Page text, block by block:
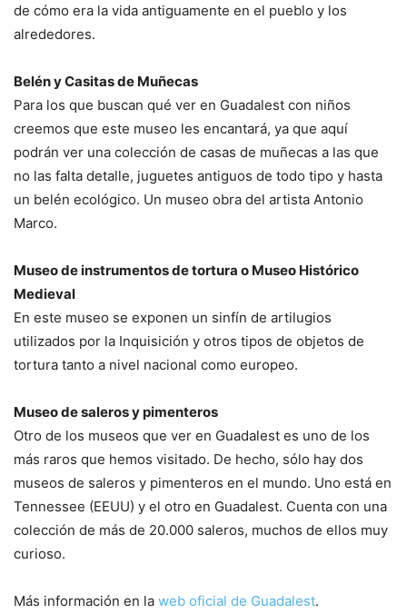
de cómo era la vida antiguamente en el pueblo y los
alrededores.
Belén y Casitas de Muñecas
Para los que buscan qué ver en Guadalest con niños
creemos que este museo les encantará, ya que aquí
podrán ver una colección de casas de muñecas a las que
no las falta detalle, juguetes antiguos de todo tipo y hasta
un belén ecológico. Un museo obra del artista Antonio
Marco.
Museo de instrumentos de tortura o Museo Histórico
Medieval
En este museo se exponen un sinfín de artilugios
utilizados por la Inquisición y otros tipos de objetos de
tortura tanto a nivel nacional como europeo.
Museo de saleros y pimenteros
Otro de los museos que ver en Guadalest es uno de los
más raros que hemos visitado. De hecho, sólo hay dos
museos de saleros y pimenteros en el mundo. Uno está en
Tennessee (EEUU) y el otro en Guadalest. Cuenta con una
colección de más de 20.000 saleros, muchos de ellos muy
curioso.
Más información en la web oficial de Guadalest.